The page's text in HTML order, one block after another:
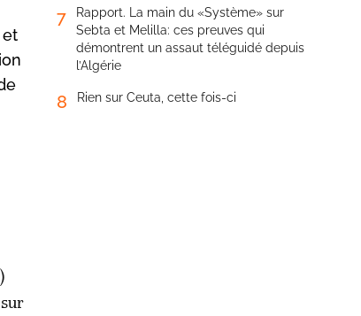
et
7
Rapport. La main du «Système» sur
Sebta et Melilla: ces preuves qui
démontrent un assaut téléguidé depuis
l’Algérie
8 Rien sur Ceuta, cette fois-ci